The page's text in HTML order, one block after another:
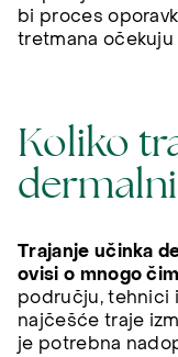
bi proces
tretmana
Koliko
Trajanje učinka
ovisi o mnogo
području, tehnici
najčešće traje
je potrebna